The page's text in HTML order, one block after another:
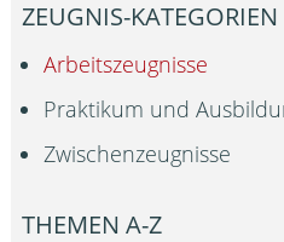
ZEUGNIS-KATEGORIEN
Arbeitszeugnisse
Praktikum und
Zwischenzeugnisse
THEMEN A-Z